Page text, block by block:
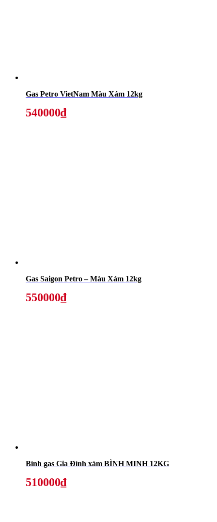
Gas Petro VietNam Màu Xám 12kg
540000₫
Gas Saigon Petro – Màu Xám 12kg
550000₫
Bình gas Gia Đình xám BÌNH MINH 12KG
510000₫